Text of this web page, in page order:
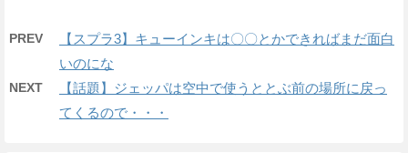
PREV
【スプラ3】キューインキは〇〇とかできればまだ面白
いのにな
NEXT
【話題】ジェッパは空中で使うととぶ前の場所に戻っ
てくるので・・・